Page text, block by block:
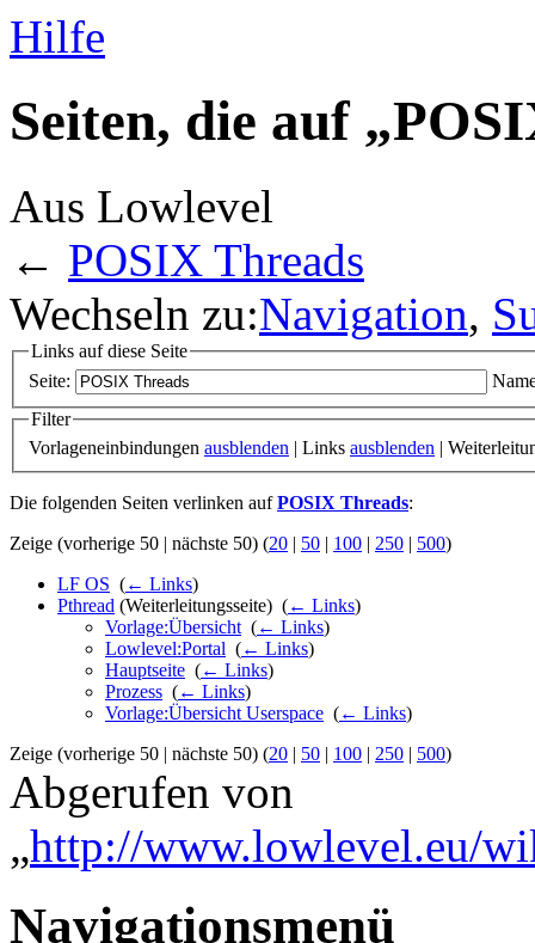
Hilfe
Seiten, die auf
Aus Lowlevel
← POSIX Threads
Wechseln zu:Navigation,
Links auf diese Seite
Seite:
Filter
Vorlageneinbindungen ausblenden | Links ausblenden |
Die folgenden Seiten verlinken aufPOSIX Threads:
Zeige (vorherige 50 | nächste 50) (20 | 50 | 100 | 250 | 500)
LF OS (← Links)
Pthread (Weiterleitungsseite) ‎ (← Links)
Vorlage:Übersicht (← Links)
Lowlevel:Portal (← Links)
Hauptseite (← Links)
Prozess (← Links)
Vorlage:Übersicht Userspace (← Links)
Zeige (vorherige 50 | nächste 50) (20 | 50 | 100 | 250 | 500)
Abgerufen von
„http://www.lowlevel.eu/
Navigationsmenü